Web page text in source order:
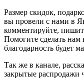
Размер скидок,
вы провели с нами в
комментируйте,
Помогите сделать
благодарность будет
Так же в канале,
закрытые распродажи